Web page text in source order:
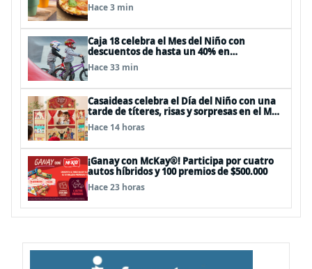
Hace 3 min
Caja 18 celebra el Mes del Niño con
descuentos de hasta un 40% en
panoramas, cine, shows y streaming
Hace 33 min
Casaideas celebra el Día del Niño con una
tarde de títeres, risas y sorpresas en el Mall
Plaza Vespucio
Hace 14 horas
¡Ganay con McKay®! Participa por cuatro
autos híbridos y 100 premios de $500.000
Hace 23 horas